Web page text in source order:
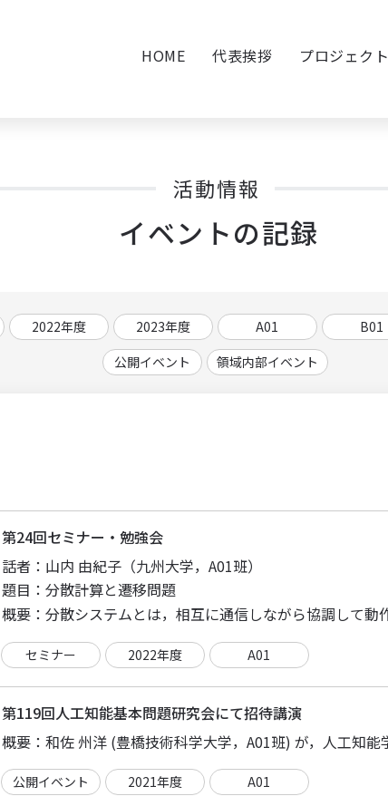
HOME 代表挨拶 プロジェクト
活動情報
イベントの記録
2022年度 2023年度 A01 B01
公開イベント
領域内部イベント
第24回セミナー・勉強会
話者： 山内 由紀子（九州大学，A01班）
題目： 分散計算と遷移問題
概要：
セミナー 2022年度 A01
第119回人工知能基本問題研究会にて招待講演
概要：
公開イベント 2021年度 A01